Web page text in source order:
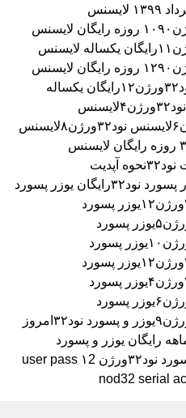
نحوه آپدیت
نود۳۲رایگان
یوزر پسورد
یوزر پسورد
یوزر پسورد
یوزر پسورد
یوزر پسورد
یوزر پسورد
یوزر پسورد
یوزر و پسورد
۱2
nod32 serial